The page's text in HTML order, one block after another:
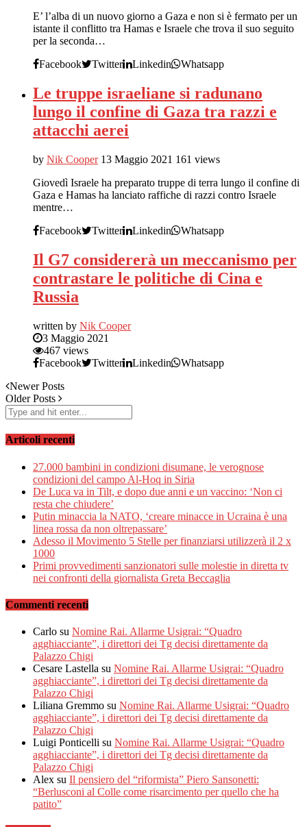
E’ l’alba di un nuovo giorno a Gaza e non si è fermato per un
istante il conflitto tra Hamas e Israele che trova il suo seguito
per la seconda…
Facebook
Twitter Linkedin Whatsapp
Le truppe israeliane si radunano
lungo il confine di Gaza tra razzi e
attacchi aerei
by Nik Cooper 13 Maggio 2021 161 views
Giovedì Israele ha preparato truppe di terra lungo il confine di
Gaza e Hamas ha lanciato raffiche di razzi contro Israele
mentre…
Facebook
Twitter Linkedin Whatsapp
Il G7 considererà un meccanismo per
contrastare le politiche di Cina e
Russia
written by Nik Cooper
3 Maggio 2021
467 views
Facebook
Twitter Linkedin
Whatsapp
Newer Posts
Older Posts
Articoli recenti
27.000 bambini in condizioni disumane, le verognose
condizioni del campo Al-Hoq in Siria
De Luca va in Tilt, e dopo due anni e un vaccino: ‘Non ci
resta che chiudere’
Putin minaccia la NATO, ‘creare minacce in Ucraina è una
linea rossa da non oltrepassare’
Adesso il Movimento 5 Stelle per finanziarsi utilizzerà il 2 x
1000
Primi provvedimenti sanzionatori sulle molestie in diretta tv
nei confronti della giornalista Greta Beccaglia
Commenti recenti
Carlo su Nomine Rai. Allarme Usigrai: “Quadro
agghiacciante”, i direttori dei Tg decisi direttamente da
Palazzo Chigi
Cesare Lastella su Nomine Rai. Allarme Usigrai: “Quadro
agghiacciante”, i direttori dei Tg decisi direttamente da
Palazzo Chigi
Liliana Gremmo su Nomine Rai. Allarme Usigrai: “Quadro
agghiacciante”, i direttori dei Tg decisi direttamente da
Palazzo Chigi
Luigi Ponticelli su Nomine Rai. Allarme Usigrai: “Quadro
agghiacciante”, i direttori dei Tg decisi direttamente da
Palazzo Chigi
Alex su Il pensiero del “riformista” Piero Sansonetti:
“Berlusconi al Colle come risarcimento per quello che ha
patito”